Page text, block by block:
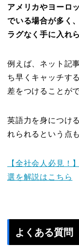
アメリカやヨーロ
でいる場合が多く
ラグなく手に入れ
例えば、ネット記
ち早くキャッチす
差をつけることが
英語力を身につけ
れられるという点
【全社会人必見！
選を解説はこちら
よくある質問